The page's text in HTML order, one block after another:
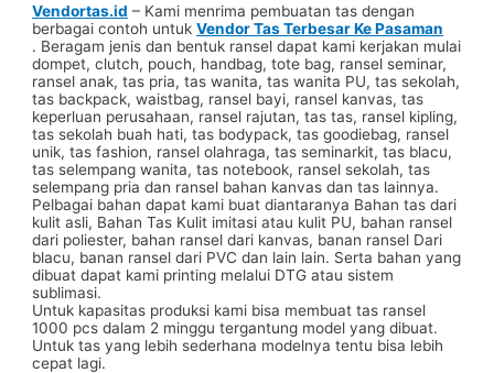
Vendortas.id – Kami menrima pembuatan tas dengan
berbagai contoh untukVendor Tas Terbesar Ke Pasaman
. Beragam jenis dan bentuk ransel dapat kami kerjakan mulai
dompet, clutch, pouch, handbag, tote bag, ransel seminar,
ransel anak, tas pria, tas wanita, tas wanita PU, tas sekolah,
tas backpack, waistbag, ransel bayi, ransel kanvas, tas
keperluan perusahaan, ransel rajutan, tas tas, ransel kipling,
tas sekolah buah hati, tas bodypack, tas goodiebag, ransel
unik, tas fashion, ransel olahraga, tas seminarkit, tas blacu,
tas selempang wanita, tas notebook, ransel sekolah, tas
selempang pria dan ransel bahan kanvas dan tas lainnya.
Pelbagai bahan dapat kami buat diantaranya Bahan tas dari
kulit asli, Bahan Tas Kulit imitasi atau kulit PU, bahan ransel
dari poliester, bahan ransel dari kanvas, banan ransel Dari
blacu, banan ransel dari PVC dan lain lain. Serta bahan yang
dibuat dapat kami printing melalui DTG atau sistem
sublimasi.
Untuk kapasitas produksi kami bisa membuat tas ransel
1000 pcs dalam 2 minggu tergantung model yang dibuat.
Untuk tas yang lebih sederhana modelnya tentu bisa lebih
cepat lagi.